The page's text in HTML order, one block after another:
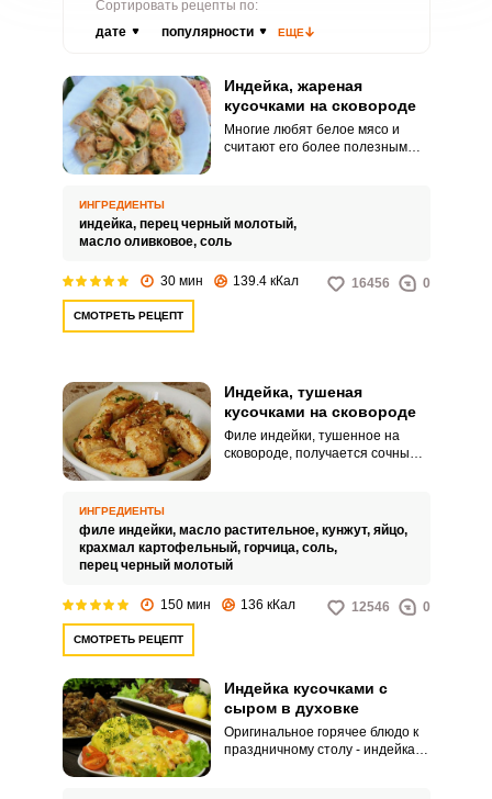
Сортировать рецепты по:
дате
популярности ЕЩЕ
Индейка, жареная
кусочками на сковороде
Многие любят белое мясо и
считают его более полезным
ИНГРЕДИЕНТЫ
индейка, перец черный молотый,
масло оливковое, соль
30 мин 139.4 кКал 16456 0
СМОТРЕТЬ РЕЦЕПТ
Индейка, тушеная
кусочками на сковороде
Филе индейки, тушенное на
сковороде, получается сочным и
ИНГРЕДИЕНТЫ
филе индейки, масло растительное, кунжут, яйцо,
крахмал картофельный, горчица, соль,
перец черный молотый
150 мин 136 кКал 12546 0
СМОТРЕТЬ РЕЦЕПТ
Индейка кусочками с
сыром в духовке
Оригинальное горячее блюдо к
праздничному столу - индейка,